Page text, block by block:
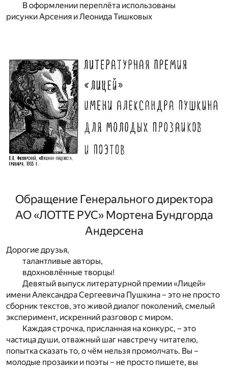
В оформлении переплёта использованы
рисунки Арсения и Леонида Тишковых
Обращение Генерального директора
АО «ЛОТТЕ РУС» Мортена Бундгорда
Андерсена
Дорогие друзья,
талантливые авторы,
вдохновлённые творцы!
Девятый выпуск литературной премии «Лицей»
имени Александра Сергеевича Пушкина – это не просто
сборник текстов, это живой диалог поколений, смелый
эксперимент, искренний разговор с миром.
Каждая строчка, присланная на конкурс, – это
частица души, отважный шаг навстречу читателю,
попытка сказать то, о чём нельзя промолчать. Вы –
молодые прозаики и поэты – не просто пишете, вы